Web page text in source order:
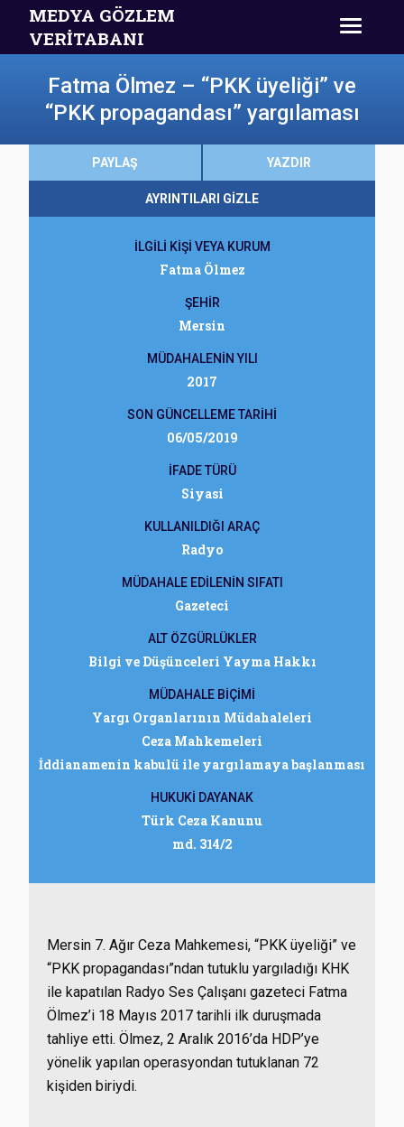
MEDYA GÖZLEM
VERİTABANI
Fatma Ölmez – “PKK üyeliği” ve
“PKK propagandası” yargılaması
PAYLAŞ YAZDIR
AYRINTILARI GİZLE
İLGİLİ KİŞİ VEYA KURUM
Fatma Ölmez
ŞEHİR
Mersin
MÜDAHALENİN YILI
2017
SON GÜNCELLEME TARİHİ
06/05/2019
İFADE TÜRÜ
Siyasi
KULLANILDIĞI ARAÇ
Radyo
MÜDAHALE EDİLENİN SIFATI
Gazeteci
ALT ÖZGÜRLÜKLER
Bilgi ve Düşünceleri Yayma Hakkı
MÜDAHALE BİÇİMİ
Yargı Organlarının Müdahaleleri
Ceza Mahkemeleri
İddianamenin kabulü ile yargılamaya başlanması
HUKUKİ DAYANAK
Türk Ceza Kanunu
md. 314/2
Mersin 7. Ağır Ceza Mahkemesi, “PKK üyeliği” ve
“PKK propagandası”ndan tutuklu yargıladığı KHK
ile kapatılan Radyo Ses Çalışanı gazeteci Fatma
Ölmez’i 18 Mayıs 2017 tarihli ilk duruşmada
tahliye etti. Ölmez, 2 Aralık 2016’da HDP’ye
yönelik yapılan operasyondan tutuklanan 72
kişiden biriydi.